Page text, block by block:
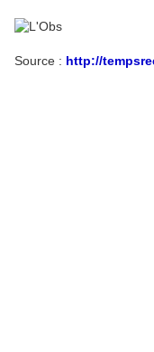
Source : http://